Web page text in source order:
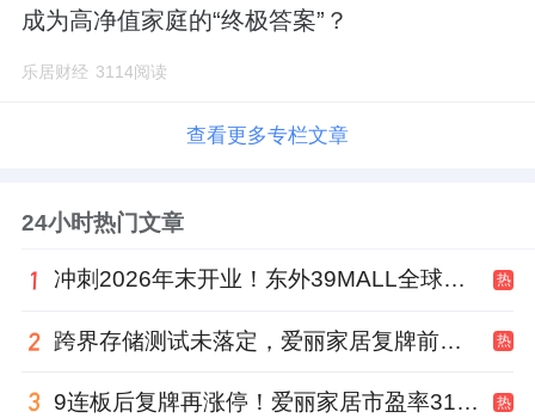
成为高净值家庭的“终极答案”？
乐居财经 3114阅读
查看更多专栏文章
24小时热门文章
冲刺2026年末开业！东外39MALL全球招商启幕，重构东直门商圈格局 热
跨界存储测试未落定，爱丽家居复牌前自揭多重风险 热
9连板后复牌再涨停！爱丽家居市盈率318倍，跨界收购案尚未落地 热